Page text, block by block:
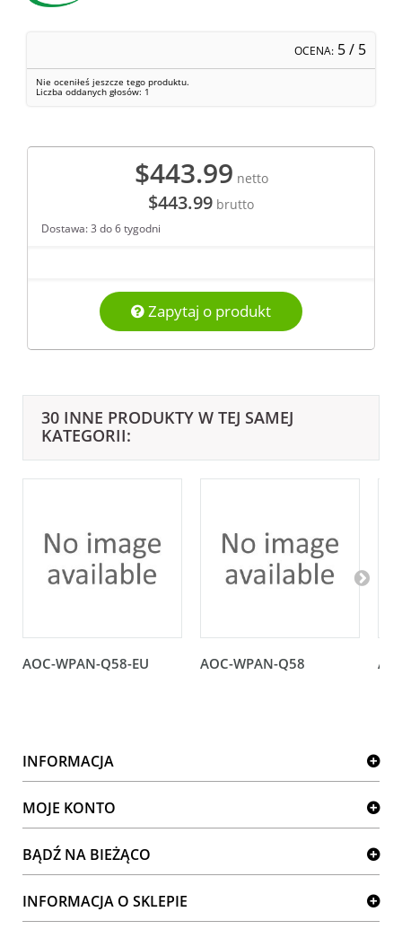
OCENA: 5/ 5
Nie oceniłeś jeszcze tego produktu.
Liczba oddanych głosów: 1
$443.99 netto
$443.99 brutto
Dostawa: 3 do 6 tygodni
Zapytaj o produkt
30 INNE PRODUKTY W TEJ SAMEJ
KATEGORII:
AOC-WPAN-Q58-EU AOC-WPAN-Q58
INFORMACJA
MOJE KONTO
BĄDŹ NA BIEŻĄCO
INFORMACJA O SKLEPIE